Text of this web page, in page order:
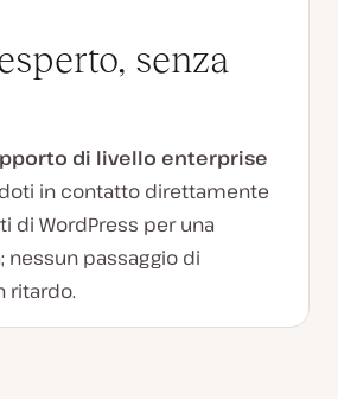
senza
di livello enterprise
in contatto direttamente
di WordPress per una
nessun passaggio di
ritardo.